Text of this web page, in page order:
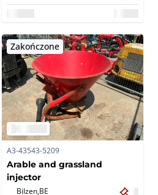
Zakończone
A3-43543-5209
Arable and grassland
injector
Bilzen, BE